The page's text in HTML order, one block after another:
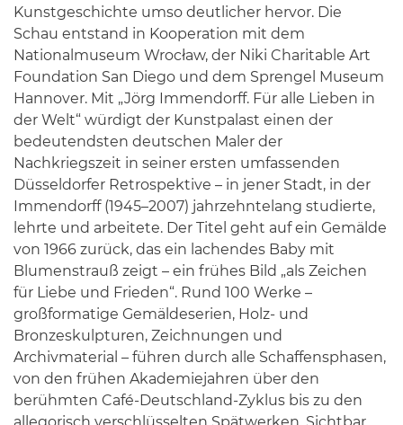
Kunstgeschichte umso deutlicher hervor. Die
Schau entstand in Kooperation mit dem
Nationalmuseum Wrocław, der Niki Charitable Art
Foundation San Diego und dem Sprengel Museum
Hannover. Mit „Jörg Immendorff. Für alle Lieben in
der Welt“ würdigt der Kunstpalast einen der
bedeutendsten deutschen Maler der
Nachkriegszeit in seiner ersten umfassenden
Düsseldorfer Retrospektive – in jener Stadt, in der
Immendorff (1945–2007) jahrzehntelang studierte,
lehrte und arbeitete. Der Titel geht auf ein Gemälde
von 1966 zurück, das ein lachendes Baby mit
Blumenstrauß zeigt – ein frühes Bild „als Zeichen
für Liebe und Frieden“. Rund 100 Werke –
großformatige Gemäldeserien, Holz- und
Bronzeskulpturen, Zeichnungen und
Archivmaterial – führen durch alle Schaffensphasen,
von den frühen Akademiejahren über den
berühmten Café-Deutschland-Zyklus bis zu den